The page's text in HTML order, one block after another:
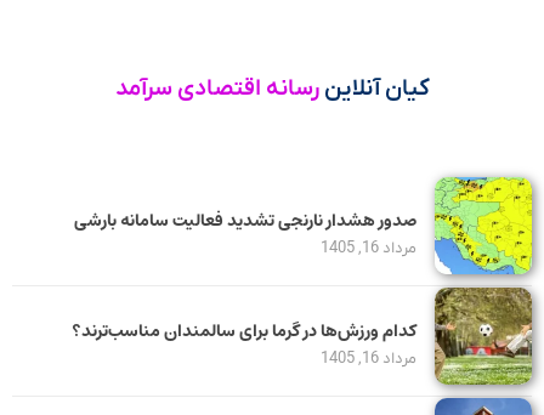
کیان آنلاین رسانه اقتصادی سرآمد
صدور هشدار نارنجی تشدید فعالیت سامانه بارشی
مرداد 16, 1405
کدام ورزش‌ها در گرما برای سالمندان مناسب‌ترند؟
مرداد 16, 1405